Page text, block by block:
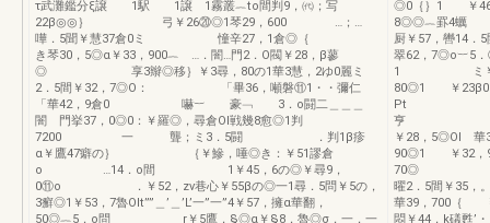
τ武灘鑑分ξ譲 1駅 1譲 1霧叢︷to間判9，㈹；写
22β◎◎｝ 弓￥26⑳◎1琴29，600 …；…
嘩．5聞￥慧37倉0ミ 憧辛27，1倉◎｛
き琴30，5◎α￥33，900︷ …．闇…門2．O閥￥28，β蓼
◎ 享3辮◎移｝￥3尋，80の1華3慧，2ゆ0麗ミ
2．5間￥32，7◎O： 「畢36，噸磐⑪1・・彌仁
「華42，9倉0 嚇︸ 豪﹁ 3．o闘二＿＿＿
闇 門挙37，0◎0：￥羅◎，尋倉Ol戦幾8愈◎1判
7200 一 聾；ミ3．5闘 ．判1β疹
α￥鷹47癖の｝ ｛￥鰺，唾◎き：￥51謬倉
o …14．o間 1￥45，6の◎￥尋9，
0⑪o ．￥52，zv巷心￥55βの◎一1尋．5問￥5の，
3癬◎1￥53，7魯Olt””＿’＿’L’一”一”4￥57，擁α華翻，
50◎︷5．o問 r￥5鷹，§◎α￥§8，魯◎σ．一．一
◎0｛｝1 ￥
8◎◎︷罫4
厨￥57，轡
翠62，7◎o︸5
1 ミ￥63，
80◎1 ￥
亨 ．．．
￥28，5◎Ol
90◎1 ￥32
曜2．5間￥35，
華39，700｛
悶￥44，k礒甦’